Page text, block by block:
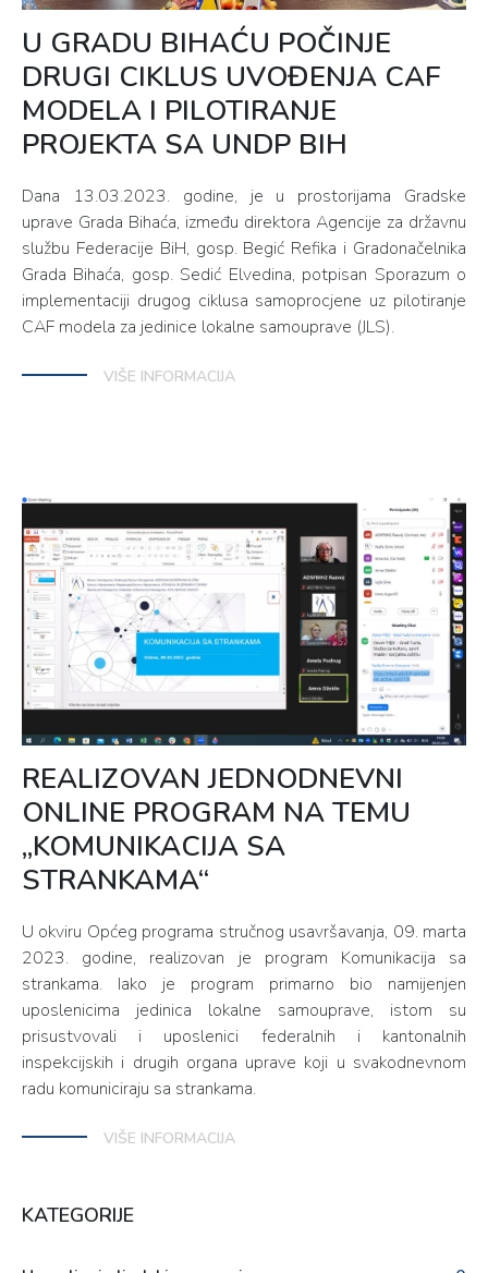
U GRADU BIHAĆU POČINJE
DRUGI CIKLUS UVOĐENJA CAF
MODELA I PILOTIRANJE
PROJEKTA SA UNDP BIH
Dana 13.03.2023. godine, je u prostorijama Gradske
uprave Grada Bihaća, između direktora Agencije za državnu
službu Federacije BiH, gosp. Begić Refika i Gradonačelnika
Grada Bihaća, gosp. Sedić Elvedina, potpisan Sporazum o
implementaciji drugog ciklusa samoprocjene uz pilotiranje
CAF modela za jedinice lokalne samouprave (JLS).
VIŠE INFORMACIJA
REALIZOVAN JEDNODNEVNI
ONLINE PROGRAM NA TEMU
„KOMUNIKACIJA SA
STRANKAMA“
U okviru Općeg programa stručnog usavršavanja, 09. marta
2023. godine, realizovan je program Komunikacija sa
strankama. Iako je program primarno bio namijenjen
uposlenicima jedinica lokalne samouprave, istom su
prisustvovali i uposlenici federalnih i kantonalnih
inspekcijskih i drugih organa uprave koji u svakodnevnom
radu komuniciraju sa strankama.
VIŠE INFORMACIJA
KATEGORIJE